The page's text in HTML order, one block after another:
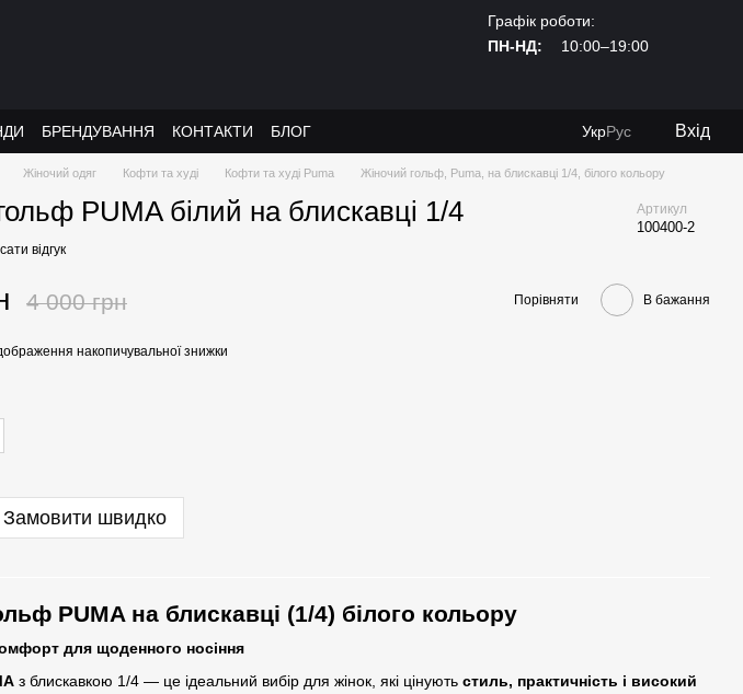
Графік роботи:
ПН-НД:
10:00–19:00
БРЕНДУВАННЯ КОНТАКТИ БЛОГ УкрРус Вхід
Жіночий одяг Кофти та худі Кофти та худі Puma Жіночий гольф, Puma, на блискавці 1/4, білого кольору
PUMA білий на блискавці 1/4 Артикул
100400-2
відгук
4 000 грн Порівняти В бажання
накопичувальної знижки
Замовити швидко
PUMA на блискавці (1/4) білого кольору
для щоденного носіння
з блискавкою 1/4 — це ідеальний вибір для жінок, які цінують стиль, практичність і високий